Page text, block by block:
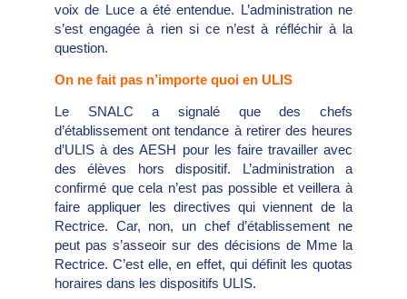
voix de Luce a été entendue. L’administration ne
s’est engagée à rien si ce n’est à réfléchir à la
question.
On ne fait pas n’importe quoi en ULIS
Le SNALC a signalé que des chefs
d’établissement ont tendance à retirer des heures
d’ULIS à des AESH pour les faire travailler avec
des élèves hors dispositif. L’administration a
confirmé que cela n’est pas possible et veillera à
faire appliquer les directives qui viennent de la
Rectrice. Car, non, un chef d’établissement ne
peut pas s’asseoir sur des décisions de Mme la
Rectrice. C’est elle, en effet, qui définit les quotas
horaires dans les dispositifs ULIS.